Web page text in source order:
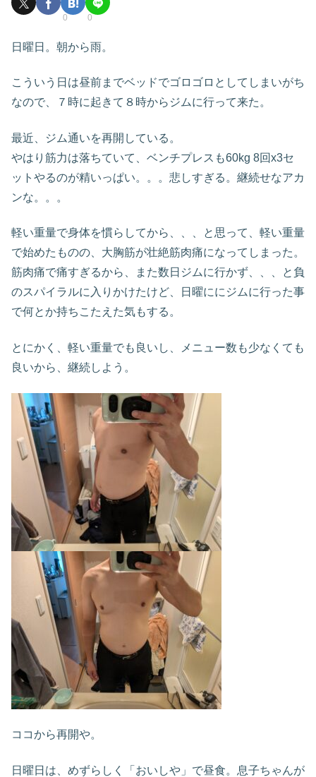
0 0
日曜日。朝から雨。
こういう日は昼前までベッドでゴロゴロとしてしまいがち
なので、７時に起きて８時からジムに行って来た。
最近、ジム通いを再開している。
やはり筋力は落ちていて、ベンチプレスも60kg 8回x3セ
ットやるのが精いっぱい。。。悲しすぎる。継続せなアカ
ンな。。。
軽い重量で身体を慣らしてから、、、と思って、軽い重量
で始めたものの、大胸筋が壮絶筋肉痛になってしまった。
筋肉痛で痛すぎるから、また数日ジムに行かず、、、と負
のスパイラルに入りかけたけど、日曜ににジムに行った事
で何とか持ちこたえた気もする。
とにかく、軽い重量でも良いし、メニュー数も少なくても
良いから、継続しよう。
ココから再開や。
日曜日は、めずらしく「おいしや」で昼食。息子ちゃんが